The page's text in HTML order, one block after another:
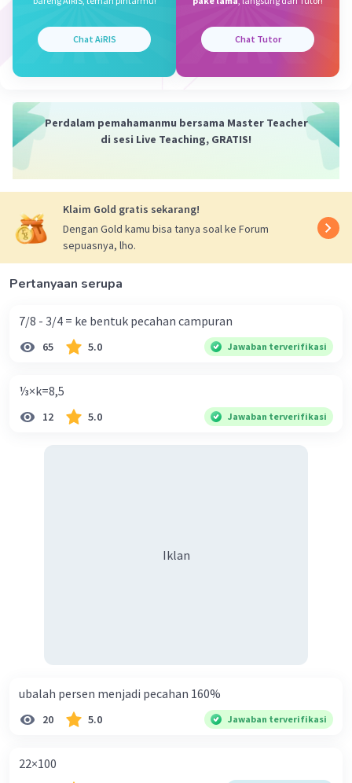
Beri Rating·0.0(0) Balas
Chat AiRIS Chat Tutor
Perdalam pemahamanmu bersama Master Teacher
di sesi Live Teaching, GRATIS!
Klaim Gold gratis sekarang!
Dengan Gold kamu bisa tanya soal ke Forum
sepuasnya, lho.
Pertanyaan serupa
7/8 - 3/4 = ke bentuk pecahan campuran
65 5.0 Jawaban terverifikasi
⅓×k=8,5
12 5.0 Jawaban terverifikasi
Iklan
ubalah persen menjadi pecahan 160%
20 5.0 Jawaban terverifikasi
22×100